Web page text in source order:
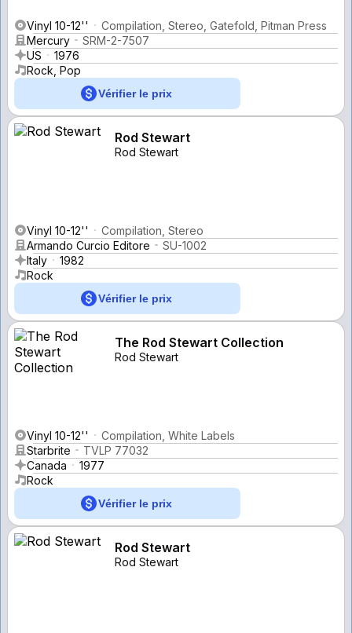
Vinyl 10-12''
Compilation, Stereo, Gatefold, Pitman Press
Mercury
SRM-2-7507
US
1976
Rock, Pop
Vérifier le prix
Rod Stewart
Rod Stewart
Vinyl 10-12''
Compilation, Stereo
Armando Curcio Editore
SU-1002
Italy
1982
Rock
Vérifier le prix
The Rod Stewart Collection
Rod Stewart
Vinyl 10-12''
Compilation, White Labels
Starbrite
TVLP 77032
Canada
1977
Rock
Vérifier le prix
Rod Stewart
Rod Stewart